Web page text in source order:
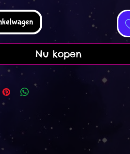
Nu kopen